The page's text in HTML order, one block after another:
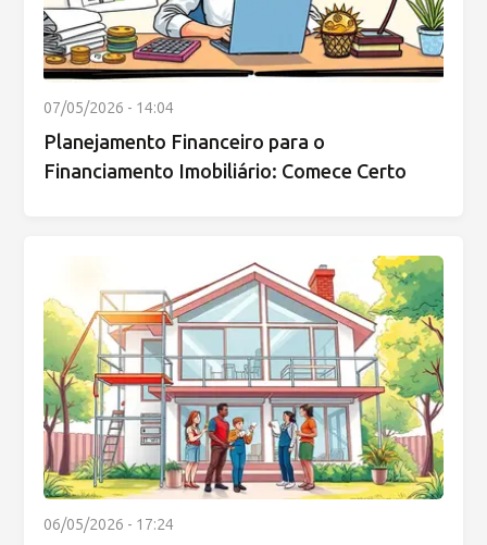
07/05/2026 - 14:04
Planejamento Financeiro para o
Financiamento Imobiliário: Comece Certo
06/05/2026 - 17:24